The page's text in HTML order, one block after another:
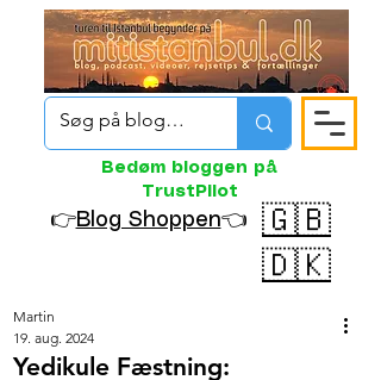
Bedøm bloggen på
TrustPilot
👉Blog Shoppen👈
🇬🇧
🇩🇰
Yedikule Fæstning:
Martin
19. aug. 2024